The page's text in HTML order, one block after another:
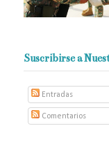
Suscribirse a
Entradas
Comentarios